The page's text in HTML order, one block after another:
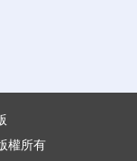
權所有